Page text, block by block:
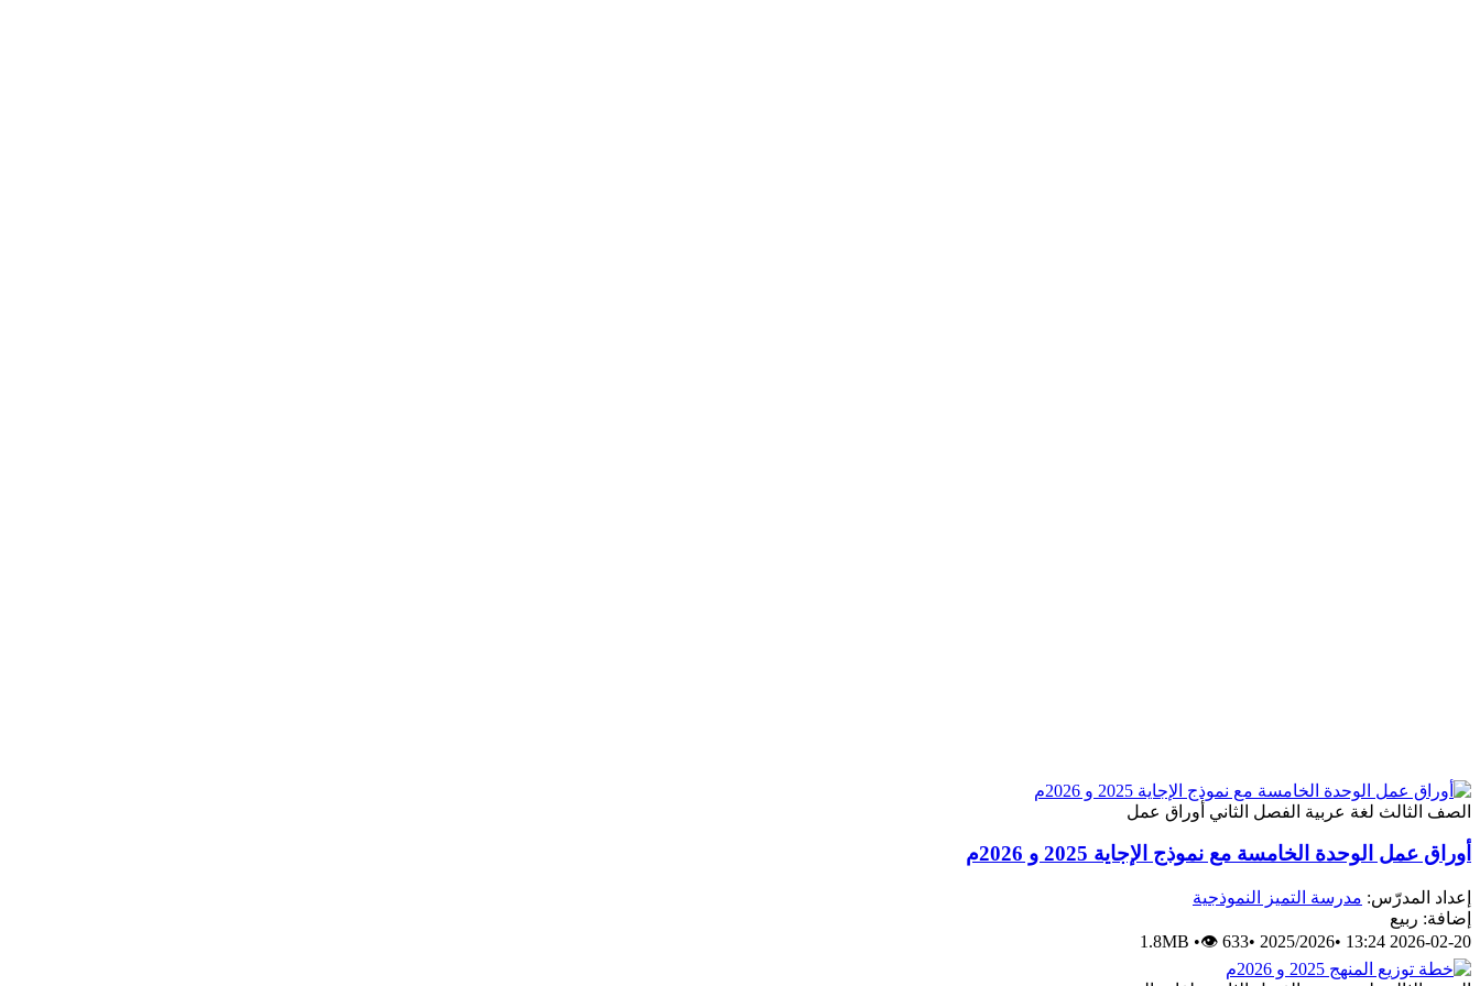
الصف الثالث لغة عربية الفصل الثاني أوراق عمل
أوراق عمل الوحدة الخامسة مع نموذج الإجاية 2025 و 2026م
إعداد المدرّس: مدرسة التميز النموذجية
إضافة: ربيع
2026-02-20 13:24
•
2025/2026
•
1.8MB •👁 633